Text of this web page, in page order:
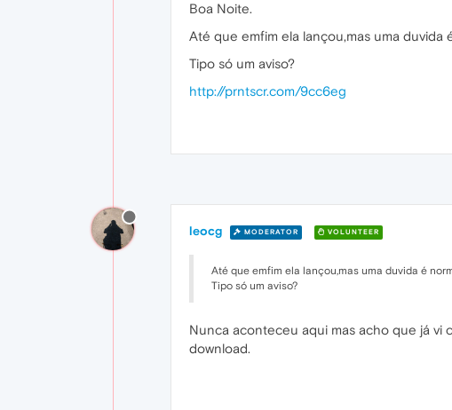
Boa Noite.
Até que emfim ela lançou,mas uma
Tipo só um aviso?
http://prntscr.com/9cc6eg
leocg MODERATOR VOLUNTEER
Até que emfim ela lançou,mas uma duvida é
Tipo só um aviso?
Nunca aconteceu aqui mas acho que já vi
download.